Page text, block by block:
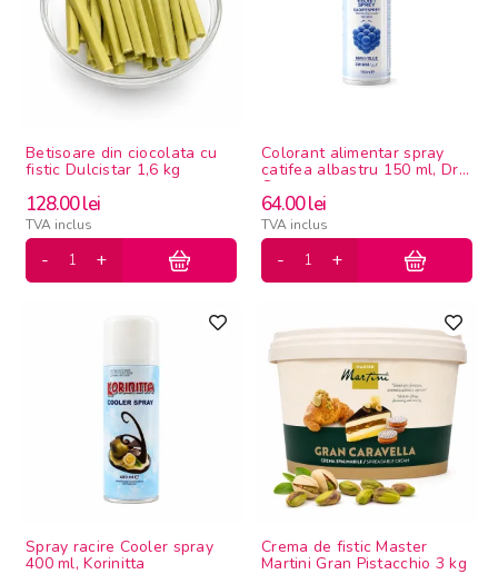
Betisoare din ciocolata cu
fistic Dulcistar 1,6 kg
128.00lei
TVA inclus
Colorant alimentar spray
catifea albastru 150 ml, Dr
Gusto
64.00lei
TVA inclus
Spray racire Cooler spray
400 ml, Korinitta
Crema de fistic Master
Martini Gran Pistacchio 3 kg